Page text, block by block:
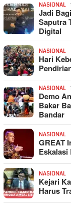
NASIONAL
Jadi
Saputra
Digital
NASIONAL
Hari
NASIONAL
Demo
Bakar
Bandar
NASIONAL
GREAT
NASIONAL
Kejari
Harus